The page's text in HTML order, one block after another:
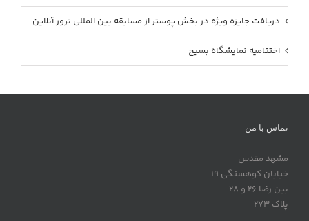
دریافت جایزه ویژه در بخش پوستر از مسابقه بین المللی ترور آنلاین
اختتامیه نمایشگاه بسیج
تماس با من
مشهد مقدس
خیابان کوهسنگی 19
بین رضا 26 و 28
پلاک 273